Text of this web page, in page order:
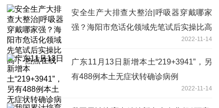
安全生产大排查大整治|呼吸器穿戴哪家
强？海阳市危话化领域先笔试后实操比高
2022-11-14
广东11月13日新增本土“219+3941”，另
有488例本土无症状转确诊病例
2022-11-14